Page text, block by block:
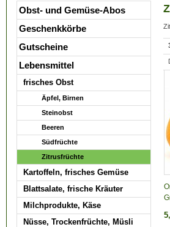
Obst- und Gemüse-Abos
Geschenkkörbe
Gutscheine
Lebensmittel
frisches Obst
Äpfel, Birnen
Steinobst
Beeren
Südfrüchte
Zitrusfrüchte
Kartoffeln, frisches Gemüse
Blattsalate, frische Kräuter
Milchprodukte, Käse
Nüsse, Trockenfrüchte, Müsli